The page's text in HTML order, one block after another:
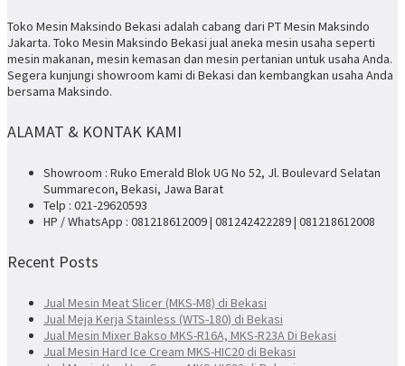
Toko Mesin Maksindo Bekasi adalah cabang dari PT Mesin Maksindo
Jakarta. Toko Mesin Maksindo Bekasi jual aneka mesin usaha seperti
mesin makanan, mesin kemasan dan mesin pertanian untuk usaha Anda.
Segera kunjungi showroom kami di Bekasi dan kembangkan usaha Anda
bersama Maksindo.
ALAMAT & KONTAK KAMI
Showroom : Ruko Emerald Blok UG No 52, Jl. Boulevard Selatan
Summarecon, Bekasi, Jawa Barat
Telp : 021-29620593
HP / WhatsApp : 081218612009 | 081242422289 | 081218612008
Recent Posts
Jual Mesin Meat Slicer (MKS-M8) di Bekasi
Jual Meja Kerja Stainless (WTS-180) di Bekasi
Jual Mesin Mixer Bakso MKS-R16A, MKS-R23A Di Bekasi
Jual Mesin Hard Ice Cream MKS-HIC20 di Bekasi